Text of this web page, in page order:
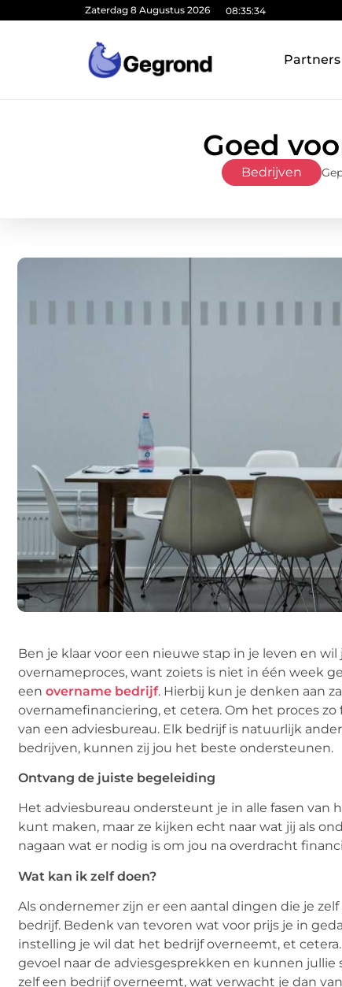
Zaterdag 8 Augustus 2026 08:35:36
Partners
Goed
Bedrijven
Ben je klaar voor een nieuwe stap in je leven en
overnameproces, want zoiets is niet in één week
een overname bedrijf. Hierbij kun je denken aan
overnamefinanciering, et cetera. Om het proces
van een adviesbureau. Elk bedrijf is natuurlijk
bedrijven, kunnen zij jou het beste ondersteunen.
Ontvang de juiste begeleiding
Het adviesbureau ondersteunt je in alle fasen van
kunt maken, maar ze kijken echt naar wat jij als
nagaan wat er nodig is om jou na overdracht
Wat kan ik zelf doen?
Als ondernemer zijn er een aantal dingen die je
bedrijf. Bedenk van tevoren wat voor prijs je in
instelling je wil dat het bedrijf overneemt, et
gevoel naar de adviesgesprekken en kunnen
zelf een bedrijf overneemt, wat verwacht je dan